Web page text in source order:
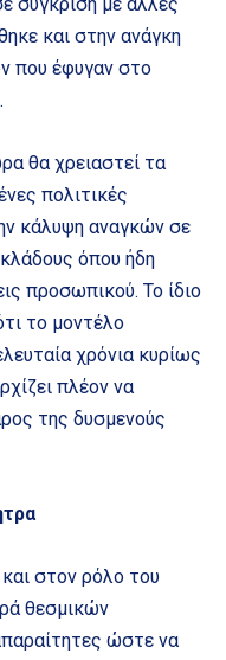
σύγκριση με άλλες
και στην ανάγκη
που έφυγαν στο
θα χρειαστεί τα
πολιτικές
κάλυψη αναγκών σε
κλάδους όπου ήδη
προσωπικού. Το ίδιο
το μοντέλο
χρόνια κυρίως
πλέον να
της δυσμενούς
και στον ρόλο του
θεσμικών
ώστε να